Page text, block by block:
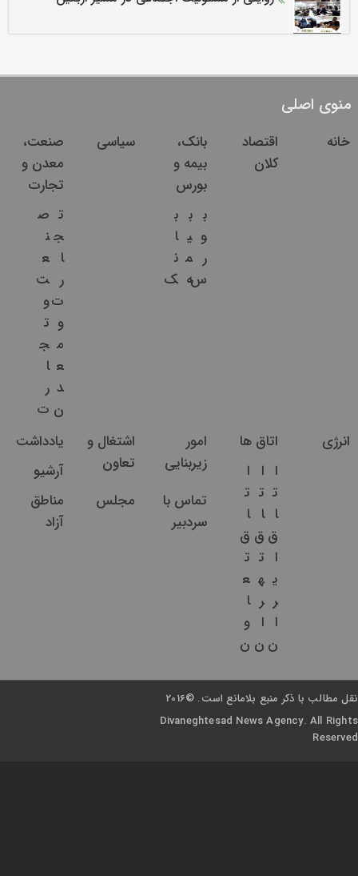
منوی اصلی
خانه
اقتصاد
کلان
بانک،
بیمه و
بورس
ب
و
ر
س
ب
ی
م
ه
ب
ا
ن
ک
سیاسی
صنعت،
معدن و
تجارت
ت
ج
ا
ر
ت
و
م
ع
د
ن
ص
ن
ع
ت
و
ت
ج
ا
ر
ت
انرژی
اتاق ها
ا
ت
ا
ق
ا
ی
ر
ا
ن
ا
ت
ا
ق
ت
ه
ر
ا
ن
ا
ت
ا
ق
ت
ع
ا
و
ن
امور
زیربنایی
اشتغال و
تعاون
یادداشت
آرشیو
تماس با
سردبیر
مجلس
مناطق
آزاد
نقل مطالب با ذکر منبع بلامانع است. ©2016
Divaneghtesad News Agency. All Rights
Reserved